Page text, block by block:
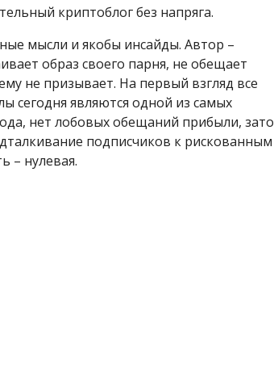
криптоблог без напряга.
мысли и якобы инсайды. Автор –
образ своего парня, не обещает
не призывает. На первый взгляд все
сегодня являются одной из самых
нет лобовых обещаний прибыли, зато
подписчиков к рискованным
– нулевая.